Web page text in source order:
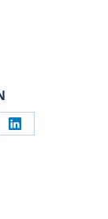
Share